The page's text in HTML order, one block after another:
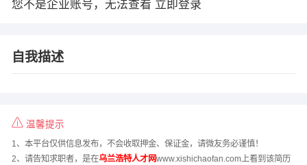
您不是企业账号，无法查看 立即登录
自我描述
温馨提示
1、本平台仅供信息发布，不会收取押金、保证金，请微友务必谨慎！
2、请告知求职者，是在乌兰浩特人才网www.xishichaofan.com上看到该简历